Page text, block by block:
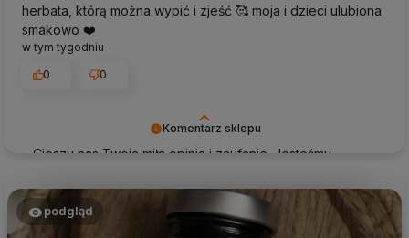
Komentarz sklepu
Cieszy nas Twoja miła opinia i zaufanie. Jesteśmy
pozdrowieniami, obsługa sklepu.
herbata, którą można wypić i zjeść 🥰 moja i dzieci ulubiona
smakowo ❤️
w tym tygodniu
0
0
podgląd